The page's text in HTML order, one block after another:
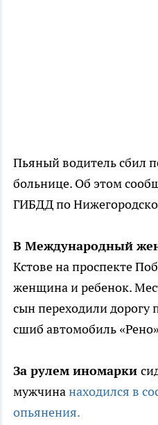
Пьяный водитель сбил
больнице. Об этом
ГИБДД по
В Международный
Кстове на проспекте
женщина и ребенок.
сын переходили дорогу
сшиб автомобиль
За рулем иномарки
мужчинанаходился в
опьянения.